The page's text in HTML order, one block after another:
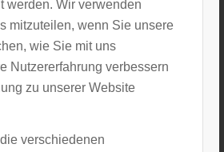
werden. Wir verwenden
mitzuteilen, wenn Sie unsere
wie Sie mit uns
Nutzererfahrung verbessern
zu unserer Website
verschiedenen
für diese fremden Inhalte auch
Für die Inhalte der
stets der jeweilige Anbieter oder
verantwortlich. Die verlinkten
Zeitpunkt der Verlinkung auf
überprüft. Rechtswidrige
der Verlinkung nicht